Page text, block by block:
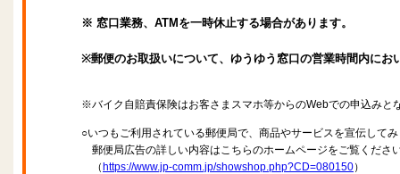
※ 窓口業務、ATMを一時休止する場合があります。
※郵便のお取扱いについて、ゆうゆう窓口の営業時間内に
※バイク自賠責保険はお客さまスマホ等からのWebでの申込みと
○いつもご利用されている郵便局で、商品やサービスを宣伝して
郵便局広告の詳しい内容はこちらのホームページをご覧くださ
（ https://www.jp-comm.jp/showshop.php?CD=080150）